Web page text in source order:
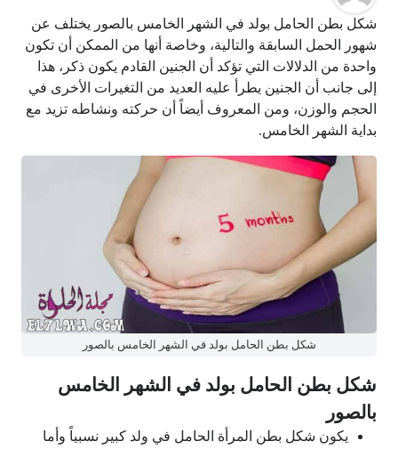
شكل بطن الحامل بولد في الشهر الخامس بالصور يختلف عن
شهور الحمل السابقة والتالية، وخاصة أنها من الممكن أن تكون
واحدة من الدلالات التي تؤكد أن الجنين القادم يكون ذكر، هذا
إلى جانب أن الجنين يطرأ عليه العديد من التغيرات الأخرى في
الحجم والوزن، ومن المعروف أيضاً أن حركته ونشاطه تزيد مع
بداية الشهر الخامس.
شكل بطن الحامل بولد في الشهر الخامس بالصور
شكل بطن الحامل بولد في الشهر الخامس
بالصور
يكون شكل بطن المرأة الحامل في ولد كبير نسبياً وأما